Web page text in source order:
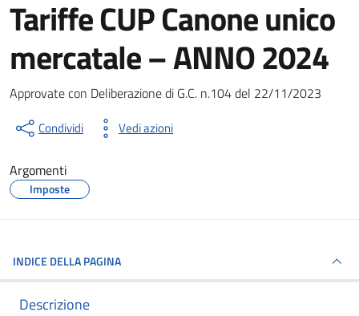
Tariffe CUP Canone unico
mercatale – ANNO 2024
Dettagli del documento
Approvate con Deliberazione di G.C. n.104 del 22/11/2023
Condividi Vedi azioni
Argomenti
Imposte
INDICE DELLA PAGINA
Descrizione